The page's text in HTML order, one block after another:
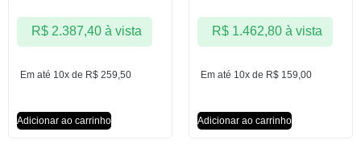
Em até 10x de R$ 259,50
R$2.387,40 à vista
Adicionar ao carrinho
Em até 10x de R$ 159,00
R$1.462,80 à vista
Adicionar ao carrinho